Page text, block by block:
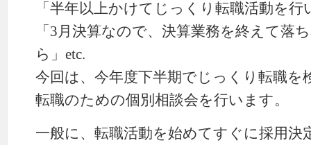
「半年以上かけてじっくり転職活動を行
「3月決算なので、決算業務を終えて落
ら」etc.
今回は、今年度下半期でじっくり転職を
転職のための個別相談会を行います。
一般に、転職活動を始めてすぐに採用決